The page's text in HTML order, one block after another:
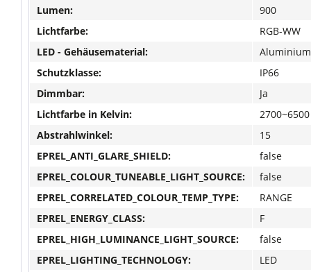
Lumen:
900
Lichtfarbe:
RGB-WW
LED - Gehäusematerial:
Aluminium
Schutzklasse:
IP66
Dimmbar:
Ja
Lichtfarbe in Kelvin:
2700~6500
Abstrahlwinkel:
15
EPREL_ANTI_GLARE_SHIELD:
false
EPREL_COLOUR_TUNEABLE_LIGHT_SOURCE:
false
EPREL_CORRELATED_COLOUR_TEMP_TYPE:
RANGE
EPREL_ENERGY_CLASS:
F
EPREL_HIGH_LUMINANCE_LIGHT_SOURCE:
false
EPREL_LIGHTING_TECHNOLOGY:
LED